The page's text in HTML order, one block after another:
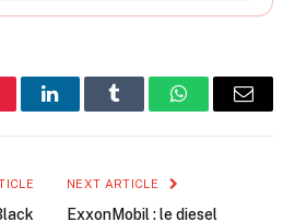
LinkedInTumblr WhatsAppEmail
NEXT ARTICLE
ExxonMobil : le diesel